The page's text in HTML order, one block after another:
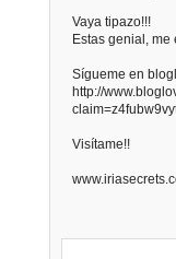
Vaya tipazo!!!
Estas genial,
Sígueme en
http://
Visítame!!